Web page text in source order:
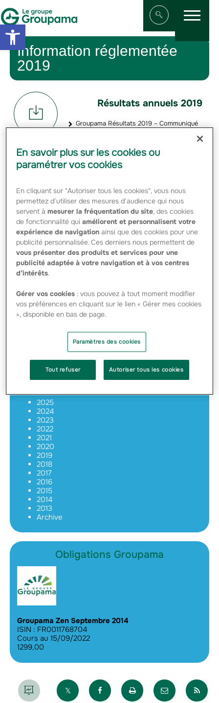
Open toolbar
Aller au contenu
Afficher/
Menu
Information réglementée
2019
Résultats annuels 2019
Groupama Résultats 2019 – Communiqué
Résultats semestriels
Groupama résultats semestriels 2019 –
Communiqué de presse - PDF - 686.43 Ko
COMMUNIQUÉS
PUBLIÉS PAR LA
SOCIÉTÉ AU TITRE DE
L'OBLIGATION
Dépôt Rapport financier semestriel 2019 –
Groupama Assurances Mutuelles - PDF -
229.95 Ko
UNIVERSEL 2019 – GROUPAMA
2025
2024
2023
2022
2021
2020
2019
2018
2017
2016
2015
2014
2013
Archive
Obligations Groupama
Groupama Zen Septembre 2014
ISIN : FR0011768704
Cours au 15/09/2022
1299,00
Partager sur XPartager sur Facebook
Imprimer la pageEnvoyer
En savoir plus sur les cookies ou
paramétrer vos cookies
En cliquant sur "Autoriser tous les cookies", vous nous
permettez d’utiliser des mesures d’audience qui nous
servent àmesurer la fréquentation du site, des cookies
de fonctionnalité quiaméliorent et personnalisent votre
expérience de navigation ainsi que des cookies pour une
publicité personnalisée. Ces derniers nous permettent de
vous présenter des produits et services pour une
publicité adaptée à votre navigation et à vos centres
d’intérêts.
Gérer vos cookies : vous pouvez à tout moment modifier
vos préférences en cliquant sur le lien « Gérer mes cookies
», disponible en bas de page.
Paramètres des cookies
Tout refuser Autoriser tous les cookies